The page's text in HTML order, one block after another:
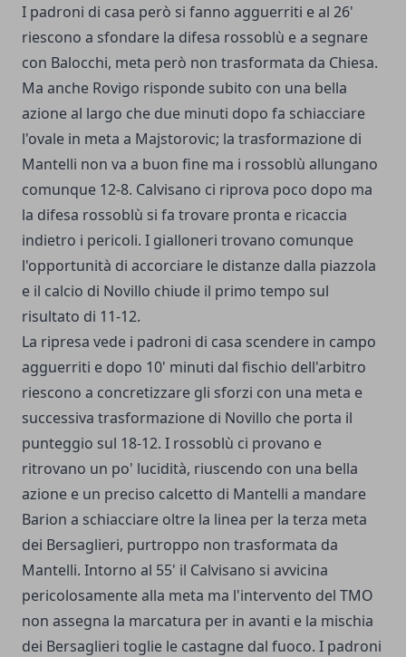
I padroni di casa però si fanno agguerriti e al 26'
riescono a sfondare la difesa rossoblù e a segnare
con Balocchi, meta però non trasformata da Chiesa.
Ma anche Rovigo risponde subito con una bella
azione al largo che due minuti dopo fa schiacciare
l'ovale in meta a Majstorovic; la trasformazione di
Mantelli non va a buon fine ma i rossoblù allungano
comunque 12-8. Calvisano ci riprova poco dopo ma
la difesa rossoblù si fa trovare pronta e ricaccia
indietro i pericoli. I gialloneri trovano comunque
l'opportunità di accorciare le distanze dalla piazzola
e il calcio di Novillo chiude il primo tempo sul
risultato di 11-12.
La ripresa vede i padroni di casa scendere in campo
agguerriti e dopo 10' minuti dal fischio dell'arbitro
riescono a concretizzare gli sforzi con una meta e
successiva trasformazione di Novillo che porta il
punteggio sul 18-12. I rossoblù ci provano e
ritrovano un po' lucidità, riuscendo con una bella
azione e un preciso calcetto di Mantelli a mandare
Barion a schiacciare oltre la linea per la terza meta
dei Bersaglieri, purtroppo non trasformata da
Mantelli. Intorno al 55' il Calvisano si avvicina
pericolosamente alla meta ma l'intervento del TMO
non assegna la marcatura per in avanti e la mischia
dei Bersaglieri toglie le castagne dal fuoco. I padroni